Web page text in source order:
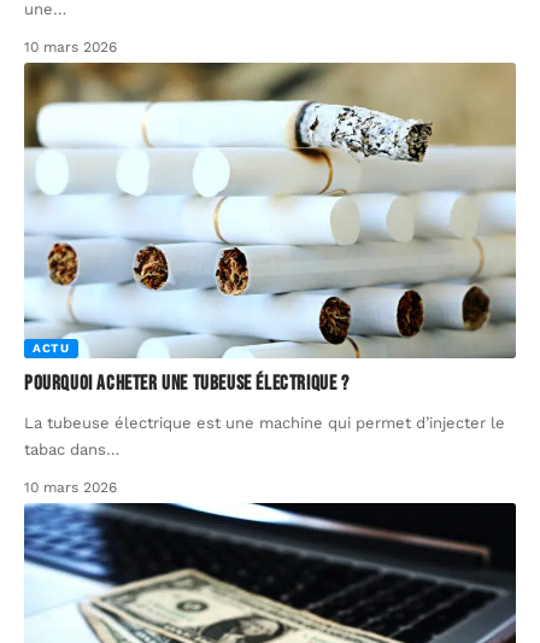
une…
10 mars 2026
ACTU
Pourquoi acheter une tubeuse électrique ?
La tubeuse électrique est une machine qui permet d’injecter le
tabac dans…
10 mars 2026